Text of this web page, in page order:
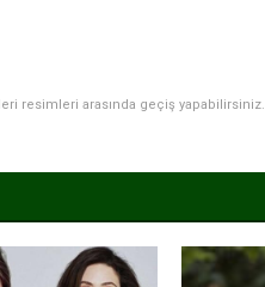
resimleri arasında geçiş yapabilirsiniz.